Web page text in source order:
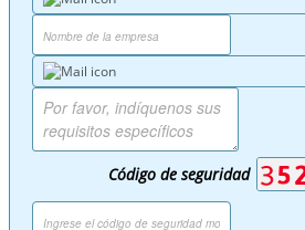
Código de seguridad